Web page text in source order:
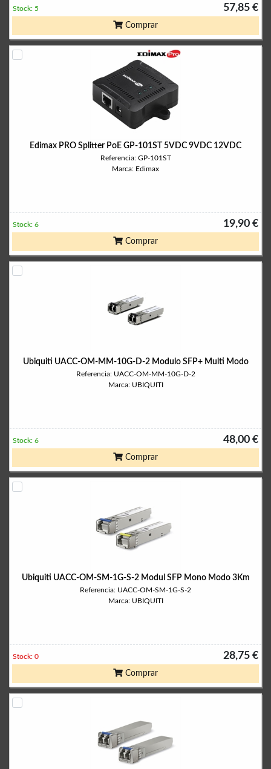
57,85 €
Stock: 5
Comprar
Edimax PRO Splitter PoE GP-101ST 5VDC 9VDC 12VDC
Referencia: GP-101ST
Marca: Edimax
19,90 €
Stock: 6
Comprar
Ubiquiti UACC-OM-MM-10G-D-2 Modulo SFP+ Multi Modo
Referencia: UACC-OM-MM-10G-D-2
Marca: UBIQUITI
48,00 €
Stock: 6
Comprar
Ubiquiti UACC-OM-SM-1G-S-2 Modul SFP Mono Modo 3Km
Referencia: UACC-OM-SM-1G-S-2
Marca: UBIQUITI
28,75 €
Stock: 0
Comprar